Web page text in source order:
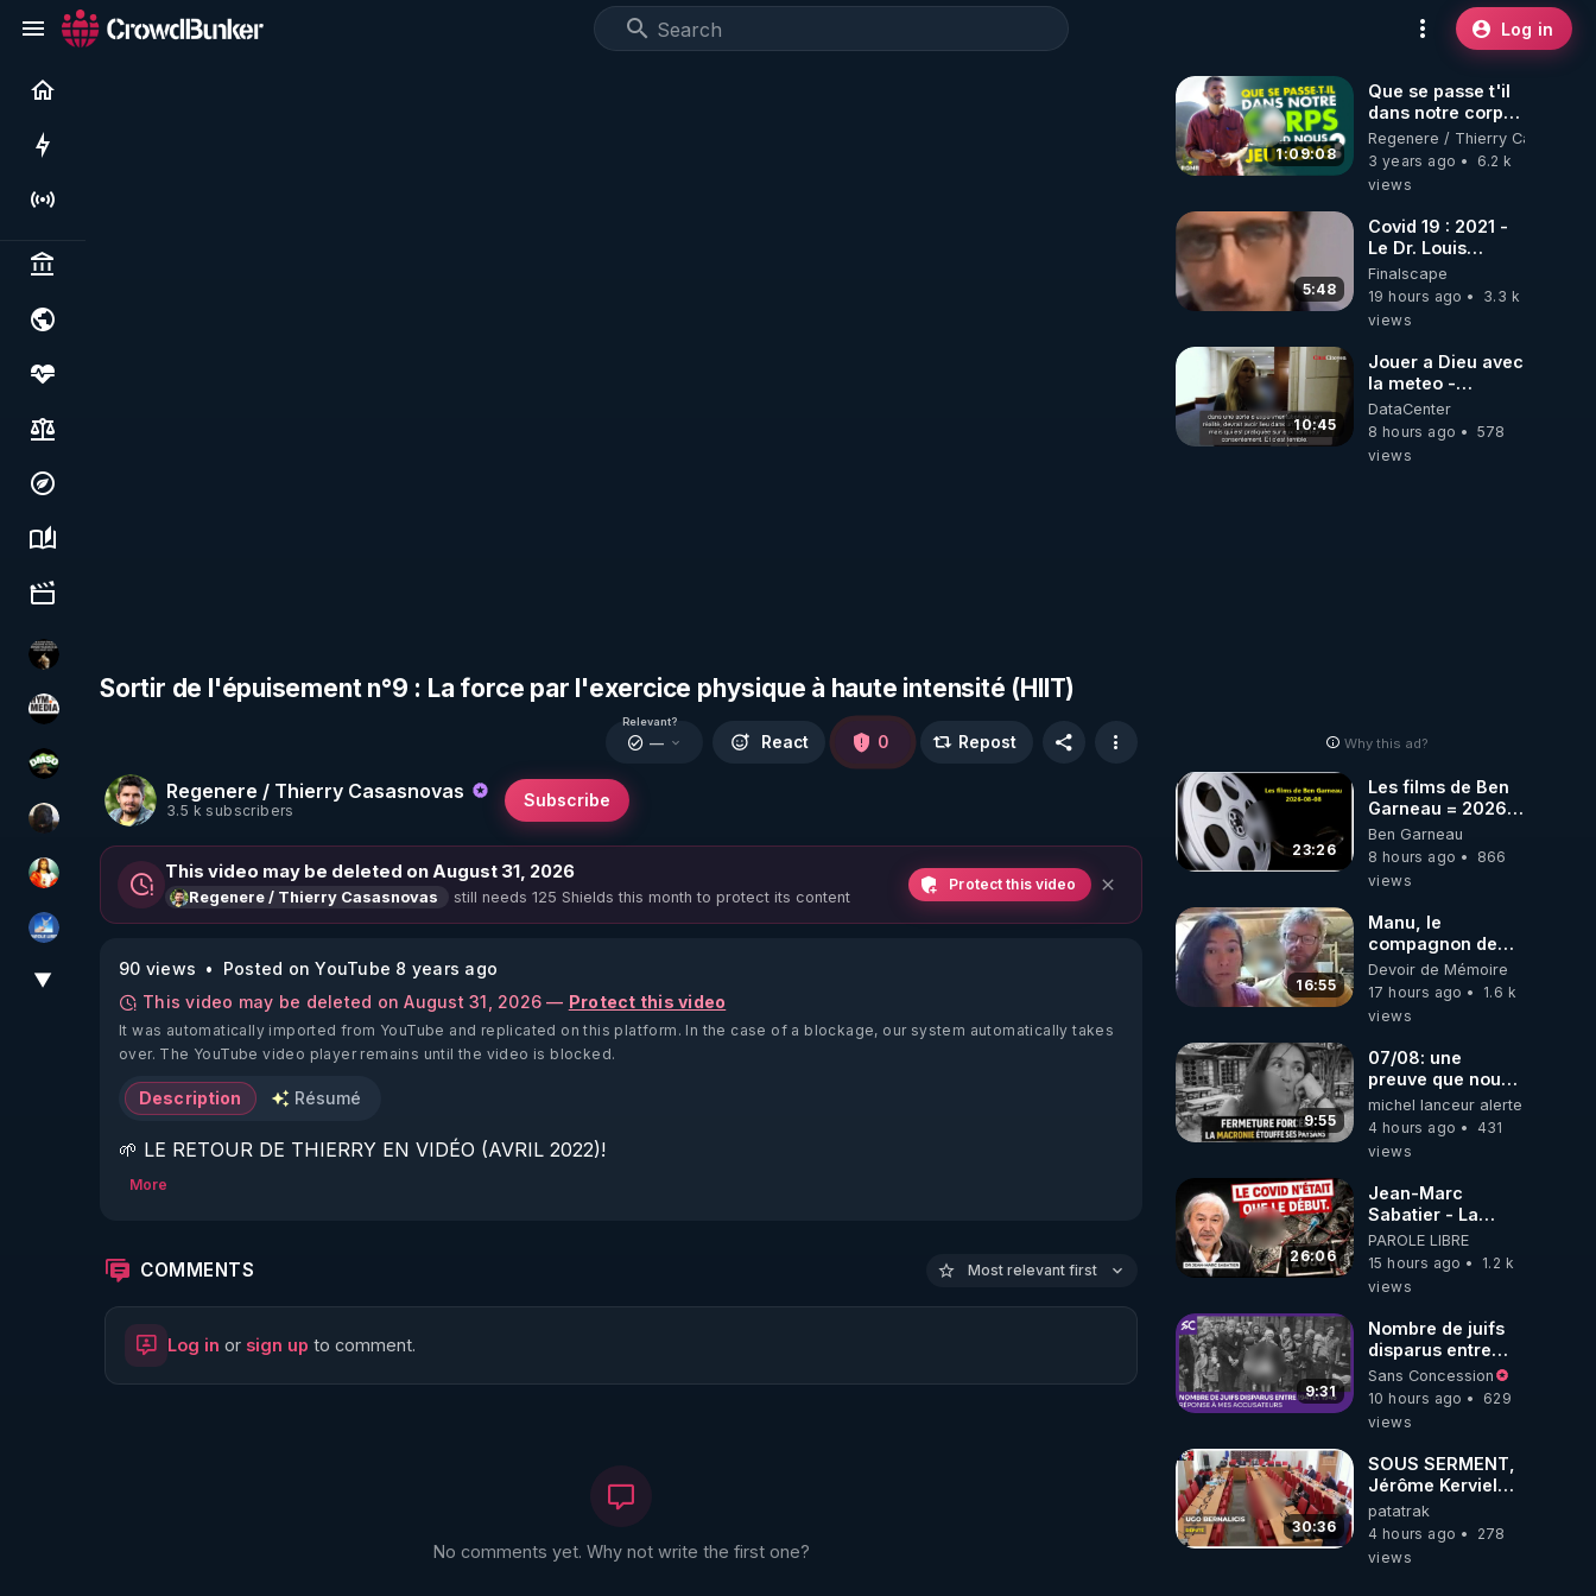
Log in
Live
Politics & institutions
Society, justice & freedoms
Economy, environment & technology
Science, history & spirituality
Culture, media & entertainment
Infos et vérité
HYM.MEDIA
DMSO pour TOUS
TrueMedia
L'autre son de cloche
PAROLE LIBRE
▼
Sortir de l'épuisement n°9 : La force par l'exercice physique à haute intensité (HIIT)
Regenere / Thierry Casasnovas
3.5 k subscribers
Subscribe
Relevant?
— React 0 Repost
This video may be deleted on August 31, 2026
Regenere / Thierry Casasnovas still needs 125 Shields this month to protect its content
Protect this video
90 views
Posted on YouTube 8 years ago
This video may be deleted on August 31, 2026 — Protect this video
It was automatically imported from YouTube and replicated on this platform. In the case of a blockage, our system automatically takes
over. The YouTube video player remains until the video is blocked.
Description Résumé
🌱 LE RETOUR DE THIERRY EN VIDÉO (AVRIL 2022)!
🌱 LE MAGAZINE RÉGÉNÈRE
http://rgnr.li/ymag
More
COMMENTS Most relevant first
Log in or sign up to comment.
No comments yet. Why not write the first one?
1:09:08
Que se passe t'il
dans notre corps
quand nous
jeûnons ?
Regenere / Thierry
3 years ago
6.2 k
views
5:48
Covid 19 : 2021 -
Le Dr. Louis
Fouché renverse
le plateau de
CNews !
Finalscape
19 hours ago
3.3 k
views
10:45
Jouer a Dieu avec
la meteo -
Citoicitoyen
DataCenter
8 hours ago
578
views
Why this ad?
23:26
Les films de Ben
Garneau = 2026-
08-08
Ben Garneau
8 hours ago
866
views
16:55
Manu, le
compagnon de
Kyria, raconte sa
garde à vue
musclée.
Devoir de Mémoire
17 hours ago
1.6 k
views
9:55
07/08: une
preuve que nous
somme passé en
absurdie une
dictature qui veut
opposant !
michel lanceur alerte
4 hours ago
431
views
26:06
Jean-Marc
Sabatier - La
Covid-19 n'a été
que le début -
L'ARNm &
où auront-t-il ?
PAROLE LIBRE
15 hours ago
1.2 k
views
9:31
Nombre de juifs
disparus entre
1941 et 1945
(Réponse à mes
accusateurs)
Sans Concession
10 hours ago
629
views
30:36
SOUS SERMENT,
Jérôme Kerviel
balance tout à
l'Assemblée !
patatrak
4 hours ago
278
views